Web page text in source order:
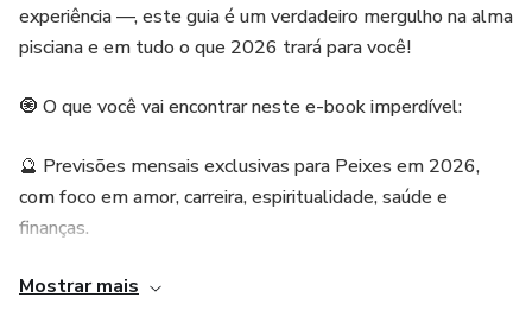
experiência —, este guia é um verdadeiro mergulho na alma
pisciana e em tudo o que 2026 trará para você!
🧿 O que você vai encontrar neste e-book imperdível:
🔮 Previsões mensais exclusivas para Peixes em 2026,
com foco em amor, carreira, espiritualidade, saúde e
finanças.
🎴 Uma carta de Tarô para cada mês, revelando o
Mostrar mais